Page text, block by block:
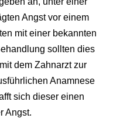
Angst vor einem
mit einer bekannten
sollten dies
dem Zahnarzt zur
Anamnese
sich dieser einen
Angst.